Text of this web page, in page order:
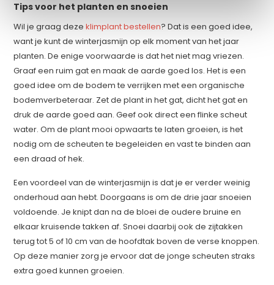
Tips voor het planten en snoeien
Wil je graag dezeklimplant bestellen? Dat is een goed idee,
want je kunt de winterjasmijn op elk moment van het jaar
planten. De enige voorwaarde is dat het niet mag vriezen.
Graaf een ruim gat en maak de aarde goed los. Het is een
goed idee om de bodem te verrijken met een organische
bodemverbeteraar. Zet de plant in het gat, dicht het gat en
druk de aarde goed aan. Geef ook direct een flinke scheut
water. Om de plant mooi opwaarts te laten groeien, is het
nodig om de scheuten te begeleiden en vast te binden aan
een draad of hek.
Een voordeel van de winterjasmijn is dat je er verder weinig
onderhoud aan hebt. Doorgaans is om de drie jaar snoeien
voldoende. Je knipt dan na de bloei de oudere bruine en
elkaar kruisende takken af. Snoei daarbij ook de zijtakken
terug tot 5 of 10 cm van de hoofdtak boven de verse knoppen.
Op deze manier zorg je ervoor dat de jonge scheuten straks
extra goed kunnen groeien.